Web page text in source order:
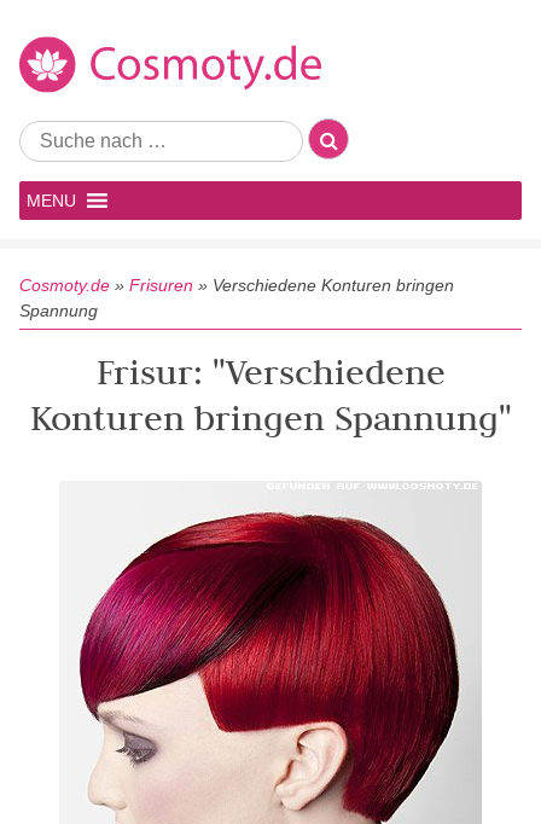
MENU
Cosmoty.de » Frisuren » Verschiedene Konturen bringen
Spannung
Frisur: "Verschiedene
Konturen bringen Spannung"